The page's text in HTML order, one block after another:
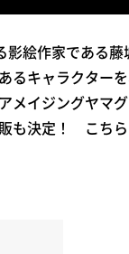
影絵作家である藤
キャラクターを
メイジングヤマ
も決定！ こち